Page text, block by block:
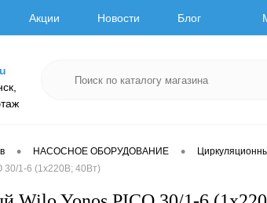
Акции Новости Блог
• НАСОСНОЕ ОБОРУДОВАНИЕ •
30/1-6 (1х220В; 40Вт)